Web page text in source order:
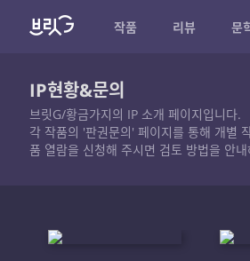
작품 리뷰 문
IP현황&문의
브릿G/황금가지의 IP 소개 페이지입니다.
각 작품의 '판권문의' 페이지를 통해 개별
품 열람을 신청해 주시면 검토 방법을 안